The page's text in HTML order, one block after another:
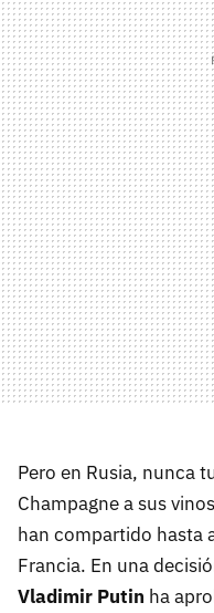
Pero en Rusia, nunca
Champagne a sus
han compartido hasta
Francia. En una
Vladimir Putin ha